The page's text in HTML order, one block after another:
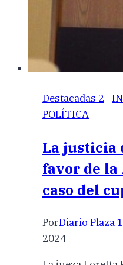
Destacadas 2 |
POLÍTICA
La justicia
favor de
caso del
PorDiario Plaza
2024